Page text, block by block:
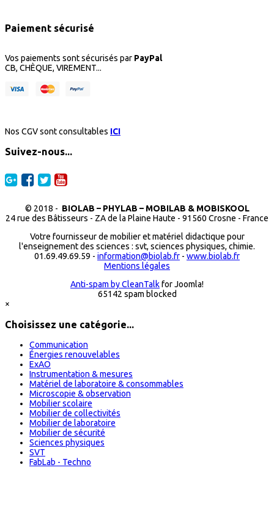
Paiement sécurisé
Vos paiements sont sécurisés par PayPal
CB, CHÈQUE, VIREMENT...
Nos CGV sont consultables ICI
Suivez-nous...
© 2018 - BIOLAB – PHYLAB – MOBILAB & MOBISKOOL
24 rue des Bâtisseurs - ZA de la Plaine Haute - 91560 Crosne - France
Votre fournisseur de mobilier et matériel didactique pour
l'enseignement des sciences : svt, sciences physiques, chimie.
01.69.49.69.59 - information@biolab.fr - www.biolab.fr
Mentions légales
Anti-spam by CleanTalkfor Joomla!
65142 spam blocked
×
Choisissez une catégorie...
Communication
Énergies renouvelables
ExAO
Instrumentation & mesures
Matériel de laboratoire & consommables
Microscopie & observation
Mobilier scolaire
Mobilier de collectivités
Mobilier de laboratoire
Mobilier de sécurité
Sciences physiques
SVT
FabLab - Techno